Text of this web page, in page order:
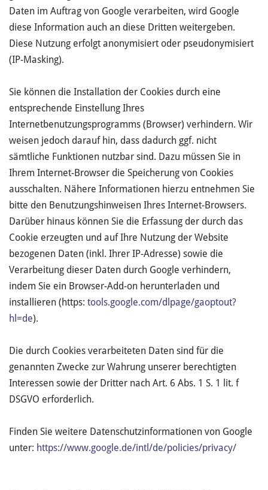
Daten im Auftrag von Google verarbeiten, wird Google
diese Information auch an diese Dritten weitergeben.
Diese Nutzung erfolgt anonymisiert oder pseudonymisiert
(IP-Masking).
Sie können die Installation der Cookies durch eine
entsprechende Einstellung Ihres
Internetbenutzungsprogramms (Browser) verhindern. Wir
weisen jedoch darauf hin, dass dadurch ggf. nicht
sämtliche Funktionen nutzbar sind. Dazu müssen Sie in
Ihrem Internet-Browser die Speicherung von Cookies
ausschalten. Nähere Informationen hierzu entnehmen Sie
bitte den Benutzungshinweisen Ihres Internet-Browsers.
Darüber hinaus können Sie die Erfassung der durch das
Cookie erzeugten und auf Ihre Nutzung der Website
bezogenen Daten (inkl. Ihrer IP-Adresse) sowie die
Verarbeitung dieser Daten durch Google verhindern,
indem Sie ein Browser-Add-on herunterladen und
installieren (https: tools.google.com/dlpage/gaoptout?
hl=de).
Die durch Cookies verarbeiteten Daten sind für die
genannten Zwecke zur Wahrung unserer berechtigten
Interessen sowie der Dritter nach Art. 6 Abs. 1 S. 1 lit. f
DSGVO erforderlich.
Finden Sie weitere Datenschutzinformationen von Google
unter: https://www.google.de/intl/de/policies/privacy/